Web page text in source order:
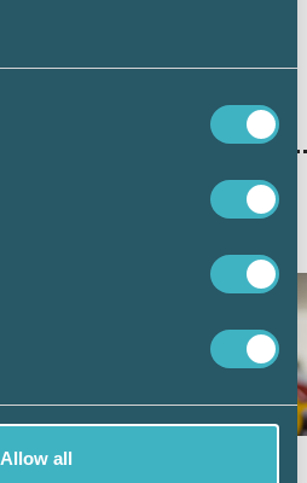
Allow all